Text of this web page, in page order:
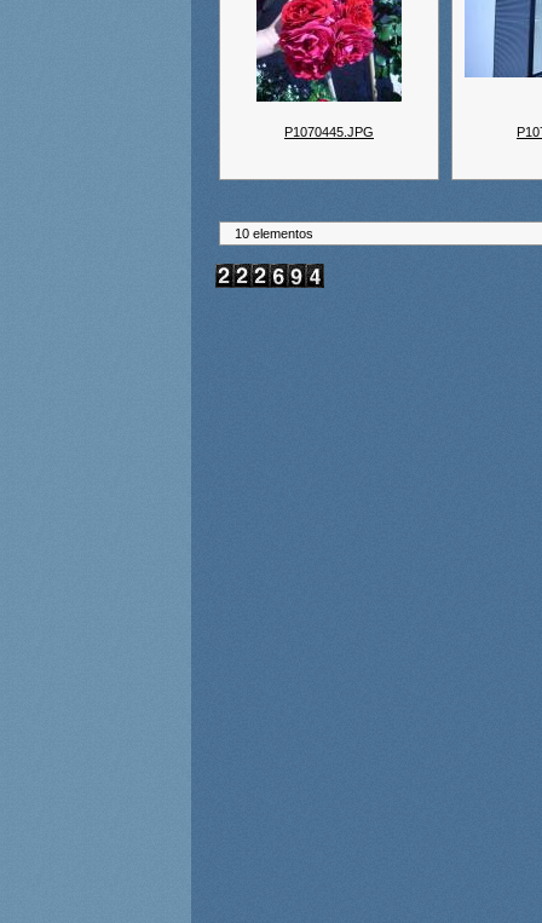
P1070445.JPG
10 elementos